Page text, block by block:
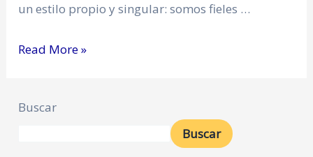
un estilo propio y singular: somos fieles …
Read More »
Buscar
Buscar